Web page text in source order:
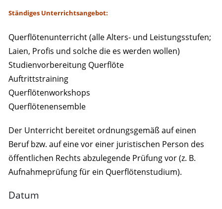
Ständiges Unterrichtsangebot:
Querflötenunterricht (alle Alters- und Leistungsstufen;
Laien, Profis und solche die es werden wollen)
Studienvorbereitung Querflöte
Auftrittstraining
Querflötenworkshops
Querflötenensemble
Der Unterricht bereitet ordnungsgemäß auf einen
Beruf bzw. auf eine vor einer juristischen Person des
öffentlichen Rechts abzulegende Prüfung vor (z. B.
Aufnahmeprüfung für ein Querflötenstudium).
Datum